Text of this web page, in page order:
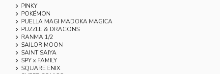
PINKY
POKÉMON
PUELLA MAGI MADOKA MAGICA
PUZZLE & DRAGONS
RANMA 1/2
SAILOR MOON
SAINT SAIYA
SPY x FAMILY
SQUARE ENIX